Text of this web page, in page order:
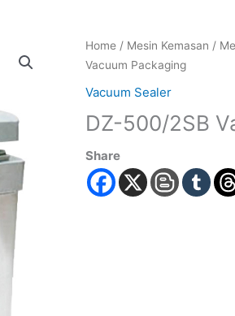
Home / Mesin Kemasan /
Vacuum Packaging
Vacuum Sealer
DZ-500/2SB
Share